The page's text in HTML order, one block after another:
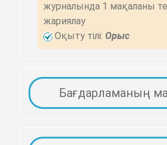
журналында 1 мақаланы
жариялау
Оқыту тілі: Орыс
Бағдарламаның